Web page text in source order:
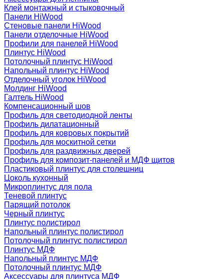
Клей монтажный и стыковочный
Панели HiWood
Стеновые панели HiWood
Панели отделочные HiWood
Профили для панелей HiWood
Плинтус HiWood
Потолочный плинтус HiWood
Напольный плинтус HiWood
Отделочный уголок HiWood
Молдинг HiWood
Галтель HiWood
Компенсационный шов
Профиль для светодиодной ленты
Профиль дилатационный
Профиль для ковровых покрытий
Профиль для москитной сетки
Профиль для раздвижных дверей
Профиль для композит-панелей и МДФ щитов
Пластиковый плинтус для столешниц
Цоколь кухонный
Микроплинтус для пола
Теневой плинтус
Парящий потолок
Черный плинтус
Плинтус полистирол
Напольный плинтус полистирол
Потолочный плинтус полистирол
Плинтус МДФ
Напольный плинтус МДФ
Потолочный плинтус МДФ
Аксессуары для плинтуса МДФ